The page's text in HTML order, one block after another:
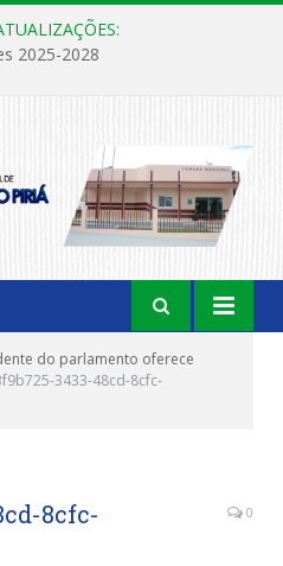
2025-2028
do parlamento oferece
3433-48cd-8cfc-
8cfc-
0